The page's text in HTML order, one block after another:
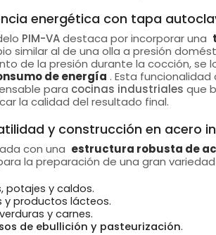
energética con tapa
PIM-VAdestaca por incorporar una
similar al de una olla a presión
de la presión durante la cocción, se
de energía . Esta
para cocinas industriales que
la calidad del resultado final.
y construcción en acero
con una estructura robusta de
la preparación de una gran
potajes y caldos.
y productos lácteos.
y carnes.
de ebullición y pasteurización.